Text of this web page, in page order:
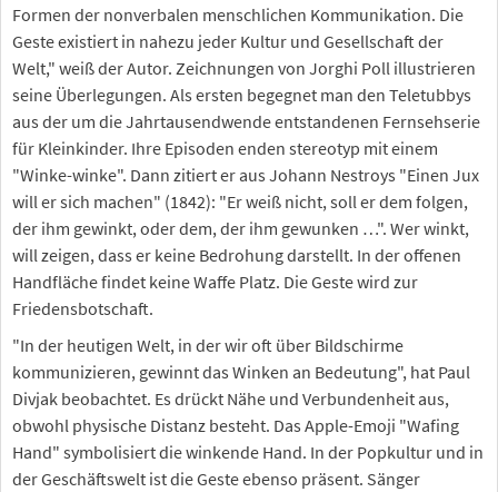
Formen der nonverbalen menschlichen Kommunikation. Die
Geste existiert in nahezu jeder Kultur und Gesellschaft der
Welt," weiß der Autor. Zeichnungen von Jorghi Poll illustrieren
seine Überlegungen. Als ersten begegnet man den Teletubbys
aus der um die Jahrtausendwende entstandenen Fernsehserie
für Kleinkinder. Ihre Episoden enden stereotyp mit einem
"Winke-winke". Dann zitiert er aus Johann Nestroys "Einen Jux
will er sich machen" (1842): "Er weiß nicht, soll er dem folgen,
der ihm gewinkt, oder dem, der ihm gewunken …". Wer winkt,
will zeigen, dass er keine Bedrohung darstellt. In der offenen
Handfläche findet keine Waffe Platz. Die Geste wird zur
Friedensbotschaft.
"In der heutigen Welt, in der wir oft über Bildschirme
kommunizieren, gewinnt das Winken an Bedeutung", hat Paul
Divjak beobachtet. Es drückt Nähe und Verbundenheit aus,
obwohl physische Distanz besteht. Das Apple-Emoji "Wafing
Hand" symbolisiert die winkende Hand. In der Popkultur und in
der Geschäftswelt ist die Geste ebenso präsent. Sänger